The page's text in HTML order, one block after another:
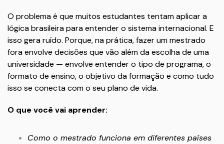
O problema é que muitos estudantes tentam aplicar a
lógica brasileira para entender o sistema internacional. E
isso gera ruído. Porque, na prática, fazer um mestrado
fora envolve decisões que vão além da escolha de uma
universidade — envolve entender o tipo de programa, o
formato de ensino, o objetivo da formação e como tudo
isso se conecta com o seu plano de vida.
O que você vai aprender:
Como o mestrado funciona em diferentes países